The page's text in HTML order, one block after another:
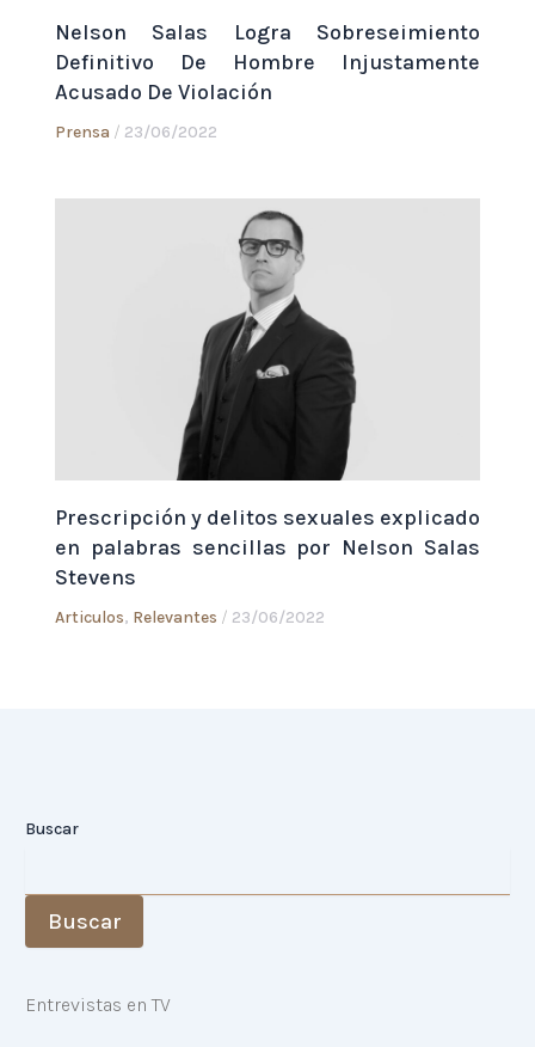
Nelson Salas Logra Sobreseimiento
Definitivo De Hombre Injustamente
Acusado De Violación
Prensa / 23/06/2022
Prescripción y delitos sexuales explicado
en palabras sencillas por Nelson Salas
Stevens
Articulos, Relevantes / 23/06/2022
Buscar
Buscar
Entrevistas en TV